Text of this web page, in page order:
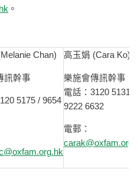
。
Chan)
訊幹事
5175 / 9654
高玉娟 (Cara Ko)
樂施會傳訊幹事
電話：3120 5131/
9222 6632
電郵：